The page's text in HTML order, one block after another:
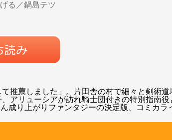
る／鍋島テツ
推薦しました」。片田舎の村で細々と剣術
アリューシアが訪れ騎士団付きの特別指南
成り上がりファンタジーの決定版、コミカ